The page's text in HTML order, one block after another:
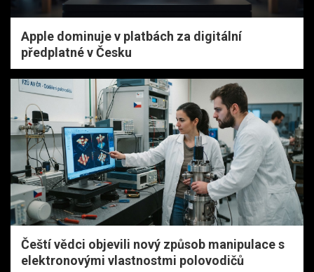
Apple dominuje v platbách za digitální
předplatné v Česku
Čeští vědci objevili nový způsob manipulace s
elektronovými vlastnostmi polovodičů